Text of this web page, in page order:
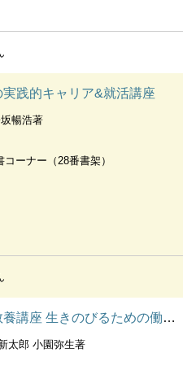
践的キャリア&就活講座
暢浩著
ーナー（28番書架）
講座 生きのびるための働き方
太郎 小園弥生著